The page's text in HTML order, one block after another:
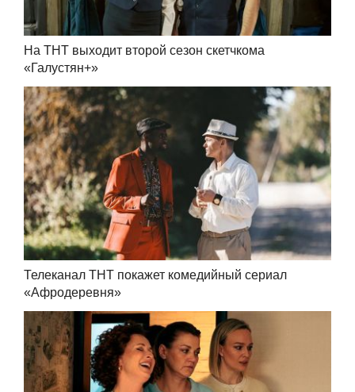
На ТНТ выходит второй сезон скетчкома
«Галустян+»
Телеканал ТНТ покажет комедийный сериал
«Афродеревня»